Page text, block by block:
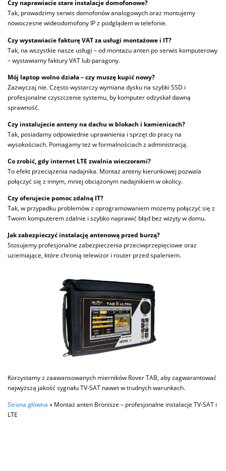
Czy naprawiacie stare instalacje domofonowe?
Tak, prowadzimy serwis domofonów analogowych oraz montujemy
nowoczesne wideodomofony IP z podglądem w telefonie.
Czy wystawiacie fakturę VAT za usługi montażowe i IT?
Tak, na wszystkie nasze usługi – od montażu anten po serwis komputerowy
– wystawiamy faktury VAT lub paragony.
Mój laptop wolno działa – czy muszę kupić nowy?
Zazwyczaj nie. Często wystarczy wymiana dysku na szybki SSD i
profesjonalne czyszczenie systemu, by komputer odzyskał dawną
sprawność.
Czy instalujecie anteny na dachu w blokach i kamienicach?
Tak, posiadamy odpowiednie uprawnienia i sprzęt do pracy na
wysokościach. Pomagamy też w formalnościach z administracją.
Co zrobić, gdy internet LTE zwalnia wieczorami?
To efekt przeciążenia nadajnika. Montaż anteny kierunkowej pozwala
połączyć się z innym, mniej obciążonym nadajnikiem w okolicy.
Czy oferujecie pomoc zdalną IT?
Tak, w przypadku problemów z oprogramowaniem możemy połączyć się z
Twoim komputerem zdalnie i szybko naprawić błąd bez wizyty w domu.
Jak zabezpieczyć instalację antenową przed burzą?
Stosujemy profesjonalne zabezpieczenia przeciwprzepięciowe oraz
uziemiające, które chronią telewizor i router przed spaleniem.
Korzystamy z zaawansowanych mierników Rover TAB, aby zagwarantować
najwyższą jakość sygnału TV-SAT nawet w trudnych warunkach.
Strona główna » Montaż anten Bronisze – profesjonalne instalacje TV-SAT i
LTE